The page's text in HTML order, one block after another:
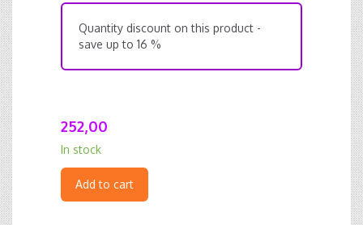
Quantity discount on this product -
save up to 16 %
252,00
In stock
Add to cart